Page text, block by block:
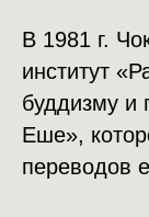
В 1981 г.
институт
буддизму и
Еше»,
переводов